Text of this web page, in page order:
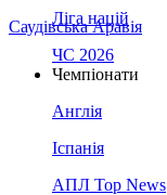
Саудівська Аравія
Ліга націй
ЧС 2026
Чемпіонати
Англія
Іспанія
АПЛ Top News